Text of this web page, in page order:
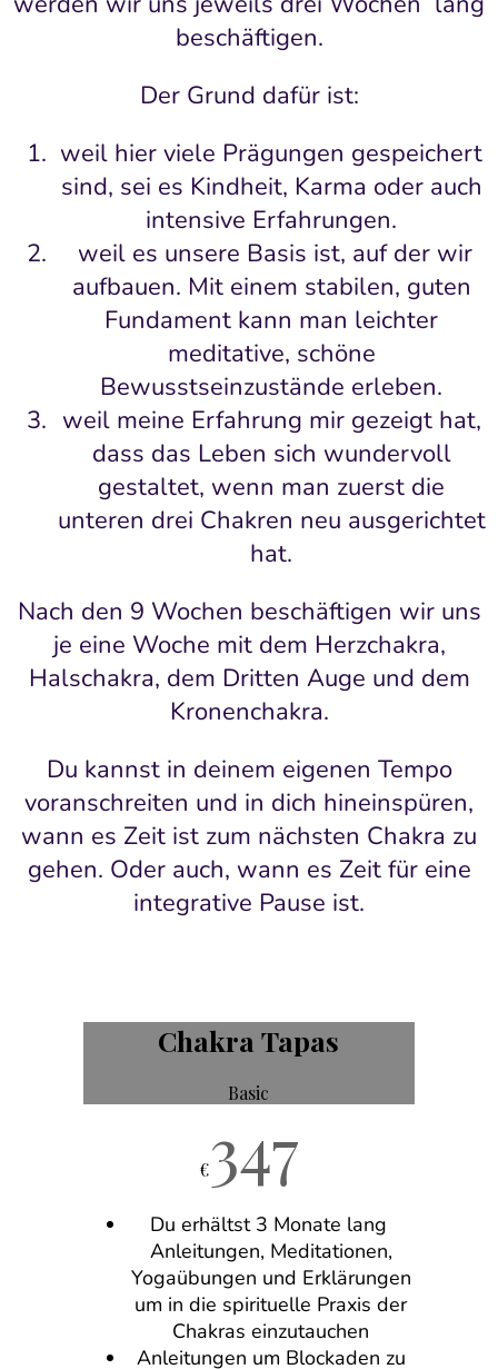
beschäftigen.
Der Grund dafür ist:
weil hier viele Prägungen gespeichert
sind, sei es Kindheit, Karma oder auch
intensive Erfahrungen.
weil es unsere Basis ist, auf der wir
aufbauen. Mit einem stabilen, guten
Fundament kann man leichter
meditative, schöne
Bewusstseinzustände erleben.
weil meine Erfahrung mir gezeigt hat,
dass das Leben sich wundervoll
gestaltet, wenn man zuerst die
unteren drei Chakren neu ausgerichtet
hat.
Nach den 9 Wochen beschäftigen wir uns
je eine Woche mit dem Herzchakra,
Halschakra, dem Dritten Auge und dem
Kronenchakra.
Du kannst in deinem eigenen Tempo
voranschreiten und in dich hineinspüren,
wann es Zeit ist zum nächsten Chakra zu
gehen. Oder auch, wann es Zeit für eine
integrative Pause ist.
Chakra Tapas
Basic
€347
Du erhältst 3 Monate lang
Anleitungen, Meditationen,
Yogaübungen und Erklärungen
um in die spirituelle Praxis der
Chakras einzutauchen
Anleitungen um Blockaden zu